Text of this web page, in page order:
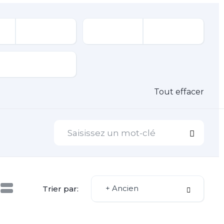
Tout effacer
Trier par: + Ancien